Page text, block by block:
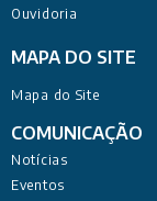
Ouvidoria
MAPA DO SITE
Mapa do Site
COMUNICAÇÃO
Notícias
Eventos